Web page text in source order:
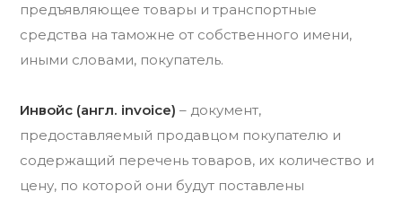
предъявляющее товары и транспортные
средства на таможне от собственного имени,
иными словами, покупатель.
Инвойс (англ. invoice) – документ,
предоставляемый продавцом покупателю и
содержащий перечень товаров, их количество и
цену, по которой они будут поставлены